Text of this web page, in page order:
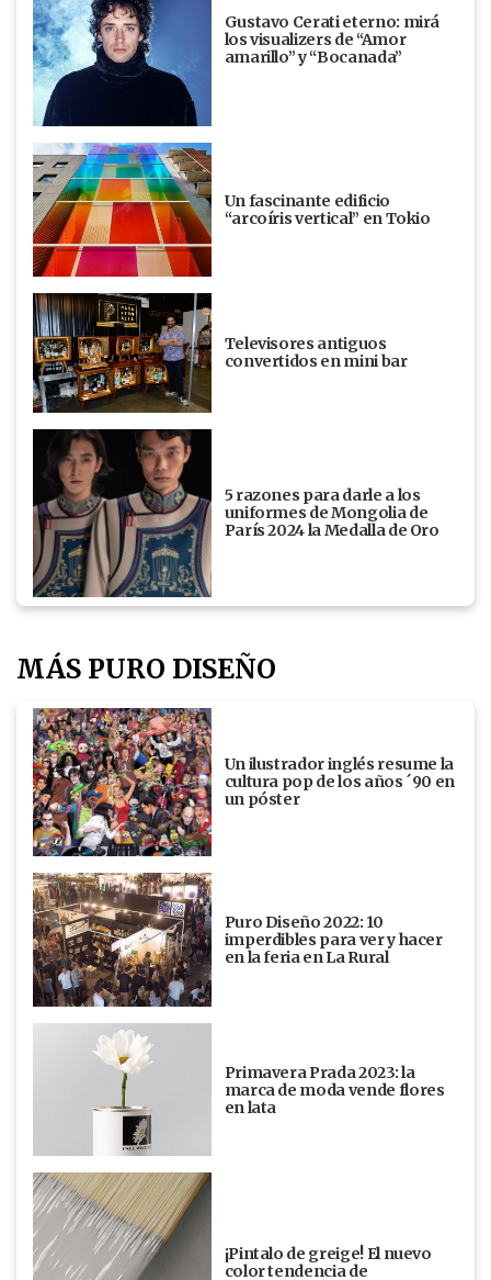
Gustavo Cerati eterno: mirá
los visualizers de “Amor
amarillo” y “Bocanada”
Un fascinante edificio
“arcoíris vertical” en Tokio
Televisores antiguos
convertidos en mini bar
5 razones para darle a los
uniformes de Mongolia de
París 2024 la Medalla de Oro
MÁS PURO DISEÑO
Un ilustrador inglés resume la
cultura pop de los años ´90 en
un póster
Puro Diseño 2022: 10
imperdibles para ver y hacer
en la feria en La Rural
Primavera Prada 2023: la
marca de moda vende flores
en lata
¡Pintalo de greige! El nuevo
color tendencia de